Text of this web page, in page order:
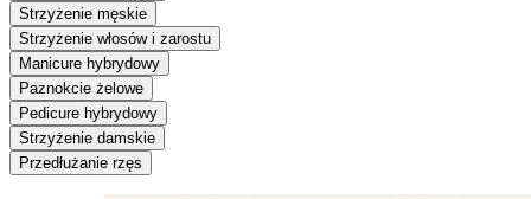
Strzyżenie męskie
Strzyżenie włosów i zarostu
Manicure hybrydowy
Paznokcie żelowe
Pedicure hybrydowy
Strzyżenie damskie
Przedłużanie rzęs